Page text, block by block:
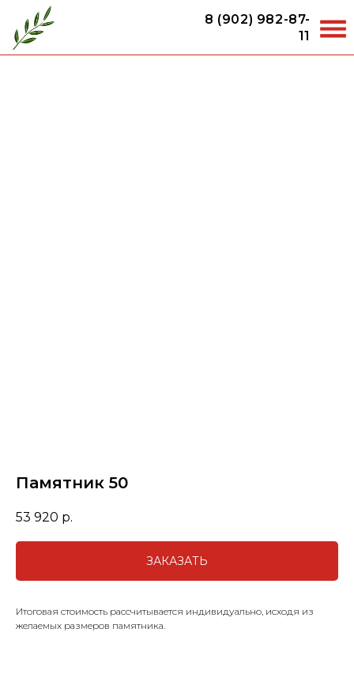
8 (902) 982-87-
11
Памятник 50
53 920 р.
ЗАКАЗАТЬ
Итоговая стоимость рассчитывается индивидуально, исходя из
желаемых размеров памятника.